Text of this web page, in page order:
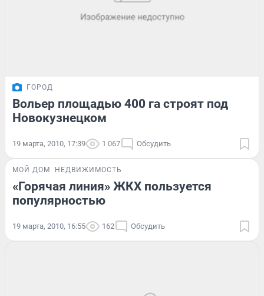
ГОРОД
Вольер площадью 400 га строят под
Новокузнецком
19 марта, 2010, 17:39 1 067 Обсудить
МОЙ ДОМ НЕДВИЖИМОСТЬ
«Горячая линия» ЖКХ пользуется
популярностью
19 марта, 2010, 16:55 162 Обсудить